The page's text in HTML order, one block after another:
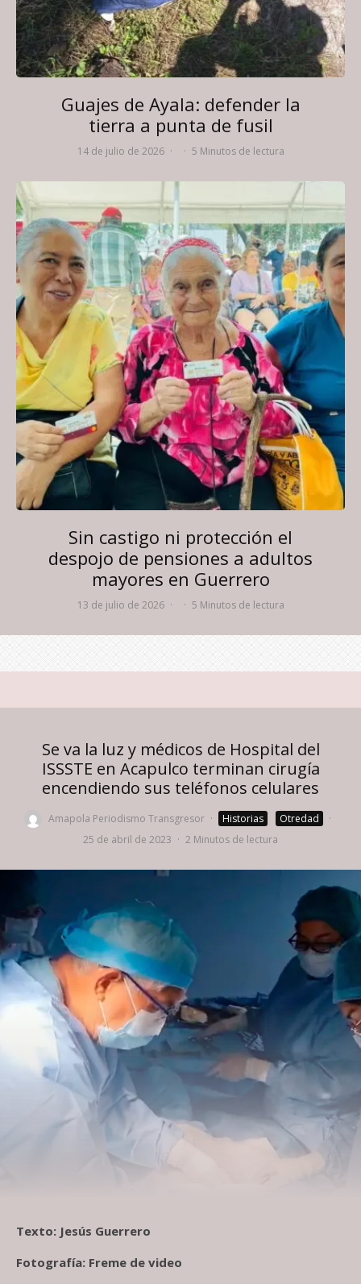
Guajes de Ayala: defender la
tierra a punta de fusil
14 de julio de 2026 · · 5 Minutos de lectura
Sin castigo ni protección el
despojo de pensiones a adultos
mayores en Guerrero
13 de julio de 2026 · · 5 Minutos de lectura
Se va la luz y médicos de Hospital del
ISSSTE en Acapulco terminan cirugía
encendiendo sus teléfonos celulares
Amapola Periodismo Transgresor · Historias Otredad
·
25 de abril de 2023 · 2 Minutos de lectura
Texto: Jesús Guerrero
Fotografía: Freme de video